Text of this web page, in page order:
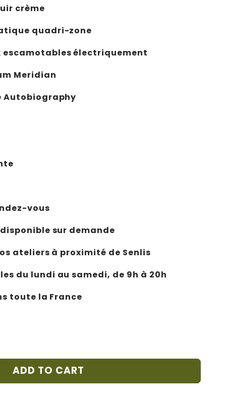
crème
quadri-zone
électriquement
Meridian
Autobiography
vous
sur demande
ateliers à proximité de Senlis
du lundi au samedi, de 9h à 20h
toute la France
ADD TO CART